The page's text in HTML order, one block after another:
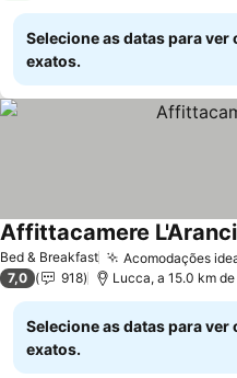
Selecione as datas para ver
exatos.
Bed & Breakfast Acomodações
Affittacamere
7,0 918 Lucca, a 15.0 km
Selecione as datas para ver
exatos.